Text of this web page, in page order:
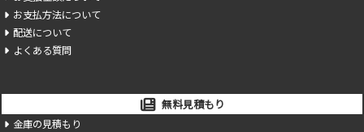
お支払方法について
配送について
よくある質問
無料見積もり
金庫の見積もり